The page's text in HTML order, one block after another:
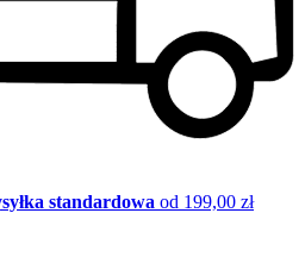
standardowa od 199,00 zł